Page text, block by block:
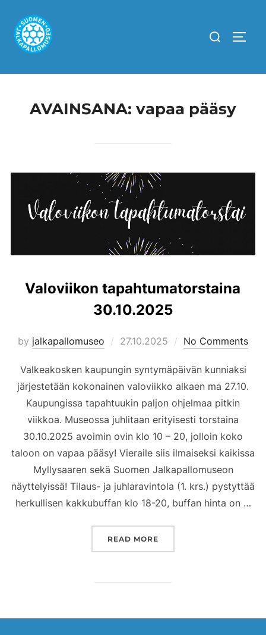
content
Search
AVAINSANA: vapaa pääsy
Valoviikon tapahtumatorstaina
30.10.2025
by jalkapallomuseo
Posted
27.10.2025 No Comments
Valkeakosken kaupungin syntymäpäivän kunniaksi
järjestetään kokonainen valoviikko alkaen ma 27.10.
Kaupungissa tapahtuukin paljon ohjelmaa pitkin
viikkoa. Museossa juhlitaan erityisesti torstaina
30.10.2025 avoimin ovin klo 10 – 20, jolloin koko
taloon on vapaa pääsy! Vieraile siis ilmaiseksi kaikissa
Myllysaaren sekä Suomen Jalkapallomuseon
näyttelyissä! Tilaus- ja juhlaravintola (1. krs.) pystyttää
herkullisen kakkubuffan klo 18-20, buffan hinta on …
READ MORE